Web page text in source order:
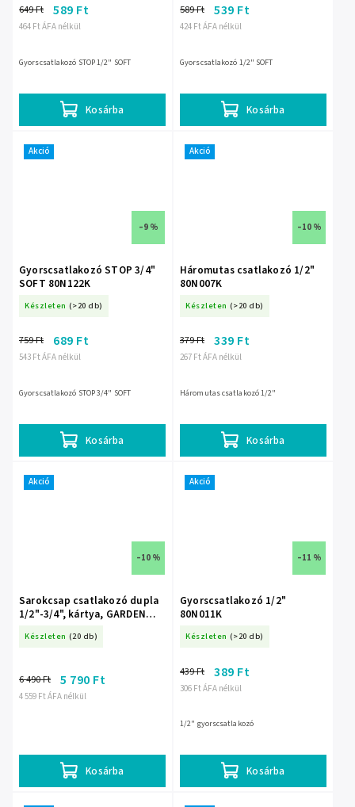
464 Ft ÁFA nélkül
649 Ft 589 Ft
Kosárba
Gyorscsatlakozó STOP 1/2" SOFT
424 Ft ÁFA nélkül
589 Ft 539 Ft
Kosárba
Gyorscsatlakozó 1/2" SOFT
Akció
–9 %
Gyorscsatlakozó STOP 3/4"
SOFT 80N122K
Készleten (>20 db)
543 Ft ÁFA nélkül
759 Ft 689 Ft
Kosárba
Gyorscsatlakozó STOP 3/4" SOFT
Akció
–10 %
Háromutas csatlakozó 1/2"
80N007K
Készleten (>20 db)
267 Ft ÁFA nélkül
379 Ft 339 Ft
Kosárba
Háromutas csatlakozó 1/2"
Akció
–10 %
Sarokcsap csatlakozó dupla
1/2"-3/4", kártya, GARDEN
Készleten (20 db)
4 559 Ft ÁFA nélkül
6 490 Ft 5 790 Ft
Kosárba
Akció
–11 %
Gyorscsatlakozó 1/2"
80N011K
Készleten (>20 db)
306 Ft ÁFA nélkül
439 Ft 389 Ft
Kosárba
1/2" gyorscsatlakozó